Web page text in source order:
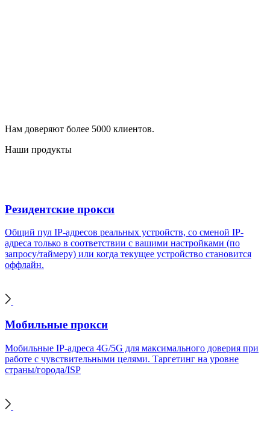
Нам доверяют более 5000 клиентов.
Наши продукты
Резидентские прокси
Общий пул IP-адресов реальных устройств, со сменой IP-
адреса только в соответствии с вашими настройками (по
запросу/таймеру) или когда текущее устройство становится
оффлайн.
Мобильные прокси
Мобильные IP-адреса 4G/5G для максимального доверия при
работе с чувствительными целями. Таргетинг на уровне
страны/города/ISP